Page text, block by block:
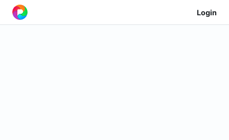
Login